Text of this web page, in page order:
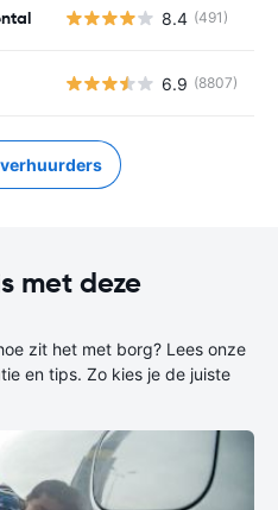
8.4 (491)
6.9 (8807)
met deze
zit het met borg? Lees onze
en tips. Zo kies je de juiste